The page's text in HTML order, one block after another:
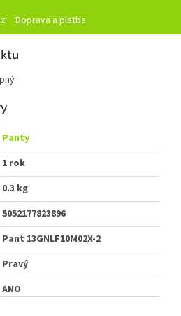
Doprava a platba
Panty
1 rok
0.3 kg
5052177823896
Pant 13GNLF10M02X-2
Pravý
ANO